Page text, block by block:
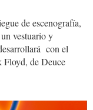
de escenografía,
vestuario y
con el
Floyd, de Deuce